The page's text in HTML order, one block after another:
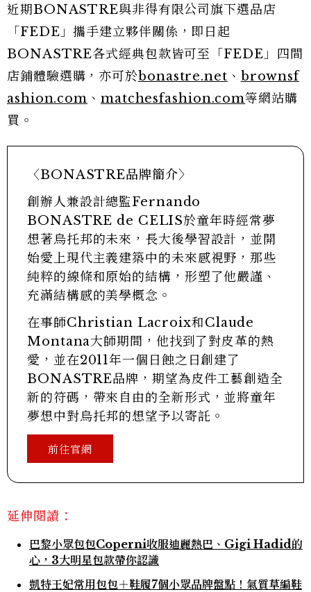
近期BONASTRE與非得有限公司旗下選品店
「FEDE」攜手建立夥伴關係，即日起
BONASTRE各式經典包款皆可至「FEDE」四間
店鋪體驗選購，亦可於bonastre.net 、 brownsf
ashion.com 、 matchesfashion.com等網站購
買。
〈BONASTRE品牌簡介〉
創辦人兼設計總監Fernando
BONASTRE de CELIS於童年時經常夢
想著烏托邦的未來，長大後學習設計，並開
始愛上現代主義建築中的未來感視野，那些
純粹的線條和原始的結構，形塑了他嚴謹、
充滿結構感的美學概念。
在事師Christian Lacroix和Claude
Montana大師期間，他找到了對皮革的熱
愛，並在2011年一個日蝕之日創建了
BONASTRE品牌，期望為皮件工藝創造全
新的符碼，帶來自由的全新形式，並將童年
夢想中對烏托邦的想望予以寄託。
前往官網
延伸閱讀：
巴黎小眾包包Coperni收服迪麗熱巴、Gigi Hadid的
心，3大明星包款帶你認識
凱特王妃常用包包＋鞋履7個小眾品牌盤點！氣質草編鞋